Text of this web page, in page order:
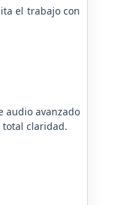
el trabajo con
audio avanzado
total claridad.